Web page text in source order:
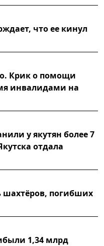
что ее кинул
Крик о помощи
инвалидами на
у якутян более 7
отдала
погибших
1,34 млрд